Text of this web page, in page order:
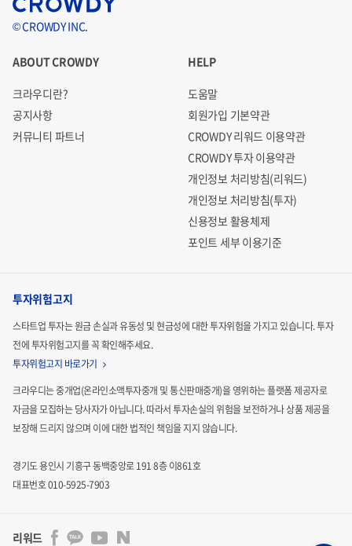
© CROWDY INC.
ABOUT CROWDY
크라우디란?
공지사항
커뮤니티 파트너
HELP
도움말
회원가입 기본약관
CROWDY 리워드 이용약관
CROWDY 투자 이용약관
개인정보 처리방침(리워드)
개인정보 처리방침(투자)
신용정보 활용체제
포인트 세부 이용기준
투자위험고지
스타트업 투자는 원금 손실과 유동성 및 현금성에 대한 투자위험을 가지고 있습니다.투자
전에 투자위험고지를 꼭 확인해주세요.
투자위험고지 바로가기
크라우디는 중개업(온라인소액투자중개 및 통신판매중개)을 영위하는 플랫폼 제공자로
자금을 모집하는당사자가 아닙니다. 따라서 투자손실의 위험을 보전하거나 상품 제공을
보장해 드리지 않으며 이에 대한 법적인 책임을 지지 않습니다.
경기도 용인시 기흥구 동백중앙로 191 8층 이861호
대표번호 010-5925-7903
리워드